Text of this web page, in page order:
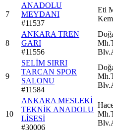
7
ANADOLU
MEYDANI
#11537
Eti
8
ANKARA TREN
GARI
#11556
9
SELİM SIRRI
TARCAN SPOR
SALONU
#11584
10
ANKARA MESLEKİ
TEKNİK ANADOLU
LİSESİ
#30006